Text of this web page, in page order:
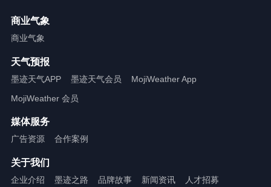
商业气象
商业气象
天气预报
墨迹天气APP 墨迹天气会员
MojiWeather App
MojiWeather 会员
媒体服务
广告资源 合作案例
关于我们
企业介绍 墨迹之路 品牌故事 新闻资讯 人才招募